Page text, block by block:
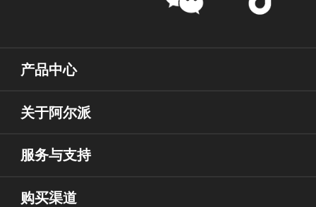
产品中心
关于阿尔派
服务与支持
购买渠道